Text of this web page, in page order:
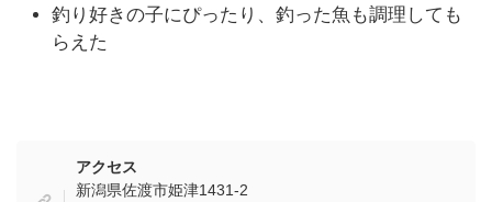
釣り好きの子にぴったり、釣った魚も調理しても
らえた
アクセス
新潟県佐渡市姫津1431‑2